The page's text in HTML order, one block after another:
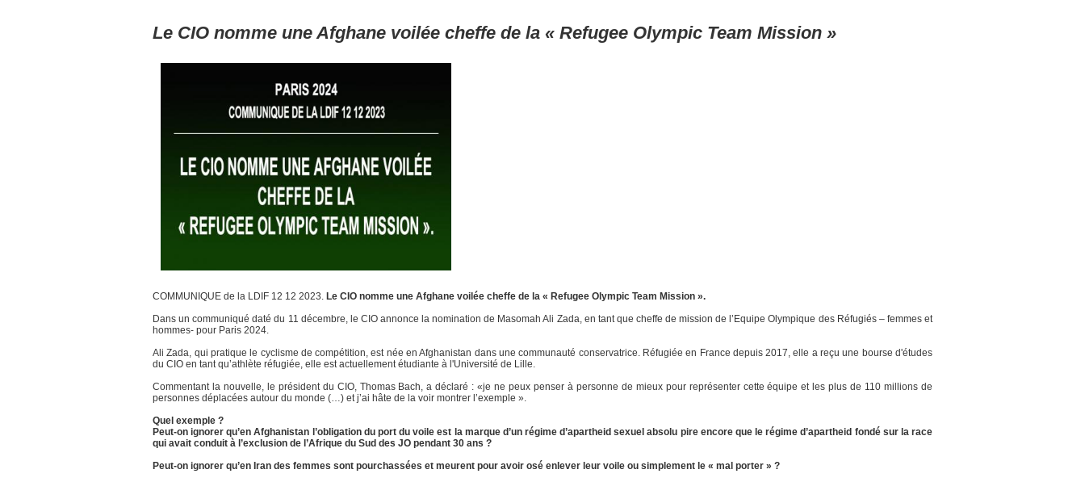
Le CIO nomme une Afghane voilée cheffe de la « Refugee Olympic Team Mission »
COMMUNIQUE de la LDIF 12 12 2023. Le CIO nomme une Afghane voilée cheffe de la « Refugee Olympic Team Mission ».
Dans un communiqué daté du 11 décembre, le CIO annonce la nomination de Masomah Ali Zada, en tant que cheffe de mission de l’Equipe Olympique des Réfugiés – femmes et
hommes- pour Paris 2024.
Ali Zada, qui pratique le cyclisme de compétition, est née en Afghanistan dans une communauté conservatrice. Réfugiée en France depuis 2017, elle a reçu une bourse d'études
du CIO en tant qu’athlète réfugiée, elle est actuellement étudiante à l'Université de Lille.
Commentant la nouvelle, le président du CIO, Thomas Bach, a déclaré : «je ne peux penser à personne de mieux pour représenter cette équipe et les plus de 110 millions de
personnes déplacées autour du monde (…) et j’ai hâte de la voir montrer l’exemple ».
Quel exemple ?
Peut-on ignorer qu’en Afghanistan l’obligation du port du voile est la marque d’un régime d’apartheid sexuel absolu pire encore que le régime d’apartheid fondé sur la race
qui avait conduit à l’exclusion de l’Afrique du Sud des JO pendant 30 ans ?
Peut-on ignorer qu’en Iran des femmes sont pourchassées et meurent pour avoir osé enlever leur voile ou simplement le « mal porter » ?